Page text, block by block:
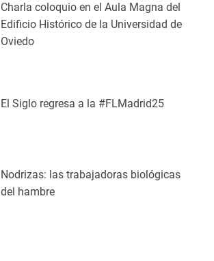
Charla coloquio en el Aula Magna del
Edificio Histórico de la Universidad de
Oviedo
El Siglo regresa a la #FLMadrid25
Nodrizas: las trabajadoras biológicas
del hambre